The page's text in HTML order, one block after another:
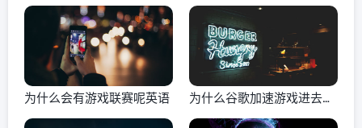
为什么会有游戏联赛呢英语
为什么谷歌加速游戏进去黑
屏